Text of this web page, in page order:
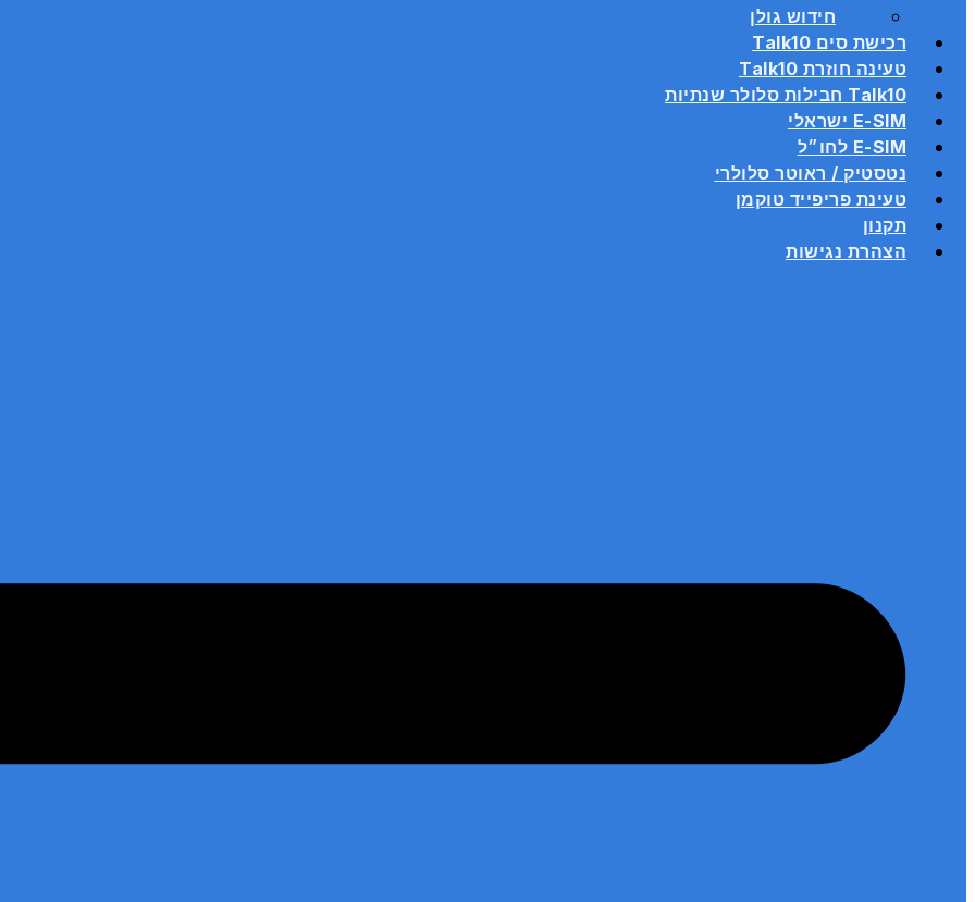
חידוש גולן
רכישת סים Talk10
טעינה חוזרת Talk10
Talk10 חבילות סלולר שנתיות
E-SIM ישראלי
E-SIM לחו״ל
נטסטיק / ראוטר סלולרי
טעינת פריפייד טוקמן
תקנון
הצהרת נגישות